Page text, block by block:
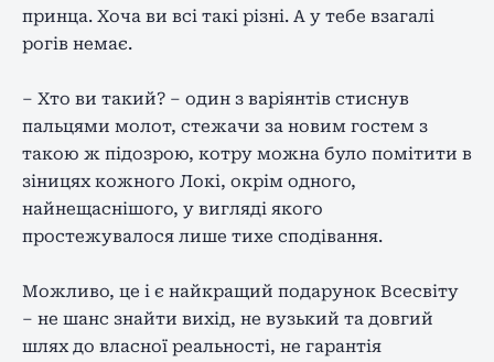
принца. Хоча ви всі такі різні. А у тебе взагалі
рогів немає.
– Хто ви такий? – один з варіянтів стиснув
пальцями молот, стежачи за новим гостем з
такою ж підозрою, котру можна було помітити в
зіницях кожного Локі, окрім одного,
найнещаснішого, у вигляді якого
простежувалося лише тихе сподівання.
Можливо, це і є найкращий подарунок Всесвіту
– не шанс знайти вихід, не вузький та довгий
шлях до власної реальності, не гарантія